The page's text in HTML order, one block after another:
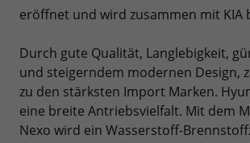
eröffnet und wird zusammen mit KIA
Durch gute Qualität, Langlebigkeit,
und steigerndem modernen Design,
zu den stärksten Import Marken.
eine breite Antriebsvielfalt. Mit dem
Nexo wird ein Wasserstoff-